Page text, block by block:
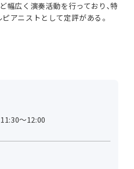
幅広く演奏活動を行っており、特
アニストとして定評がある。
～12:00